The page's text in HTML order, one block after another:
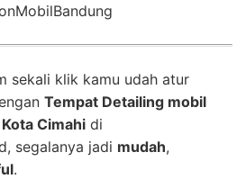
sekali klik kamu udah atur
Tempat Detailing mobil
Cimahi di
segalanya jadi mudah,
.